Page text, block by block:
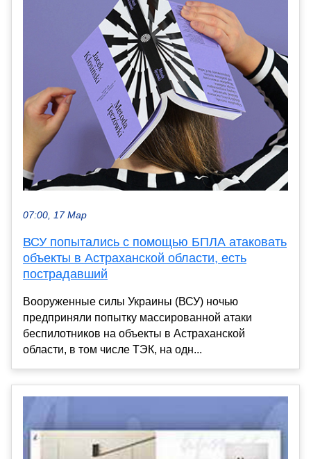
07:00, 17 Мар
ВСУ попытались с помощью БПЛА атаковать
объекты в Астраханской области, есть
пострадавший
Вооруженные силы Украины (ВСУ) ночью
предприняли попытку массированной атаки
беспилотников на объекты в Астраханской
области, в том числе ТЭК, на одн...